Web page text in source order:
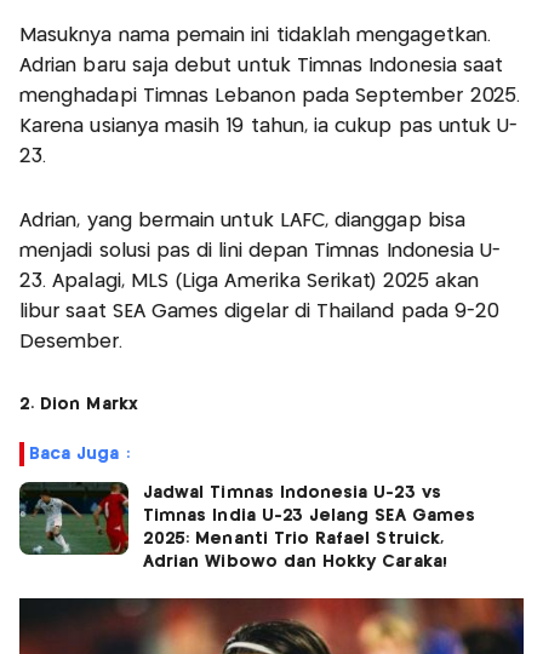
Masuknya nama pemain ini tidaklah mengagetkan.
Adrian baru saja debut untuk Timnas Indonesia saat
menghadapi Timnas Lebanon pada September 2025.
Karena usianya masih 19 tahun, ia cukup pas untuk U-
23.
Adrian, yang bermain untuk LAFC, dianggap bisa
menjadi solusi pas di lini depan Timnas Indonesia U-
23. Apalagi, MLS (Liga Amerika Serikat) 2025 akan
libur saat SEA Games digelar di Thailand pada 9-20
Desember.
2. Dion Markx
Baca Juga :
Jadwal Timnas Indonesia U-23 vs
Timnas India U-23 Jelang SEA Games
2025: Menanti Trio Rafael Struick,
Adrian Wibowo dan Hokky Caraka!